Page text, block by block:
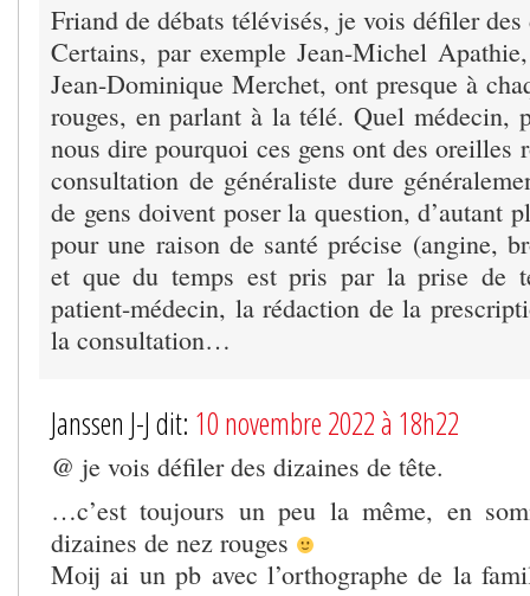
Friand de débats télévisés, je vois défiler
Certains, par exemple Jean-Michel
Jean-Dominique Merchet, ont presque à
rouges, en parlant à la télé. Quel médecin,
nous dire pourquoi ces gens ont des oreilles
consultation de généraliste dure
de gens doivent poser la question, d’autant
pour une raison de santé précise (angine,
et que du temps est pris par la prise de
patient-médecin, la rédaction de la
la consultation…
Janssen J-J dit: 10 novembre 2022 à 18h22
@ je vois défiler des dizaines de tête.
…c’est toujours un peu la même, en
dizaines de nez rouges
Moij ai un pb avec l’orthographe de la